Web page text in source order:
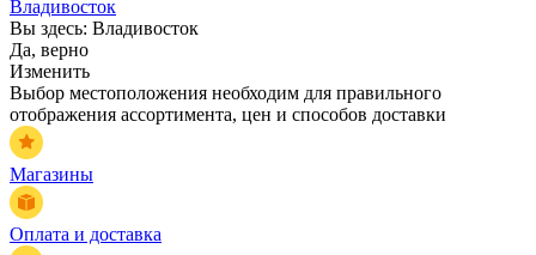
Владивосток
Вы здесь: Владивосток
Да, верно
Изменить
Выбор местоположения необходим для правильного
отображения ассортимента, цен и способов доставки
Магазины
Оплата и доставка